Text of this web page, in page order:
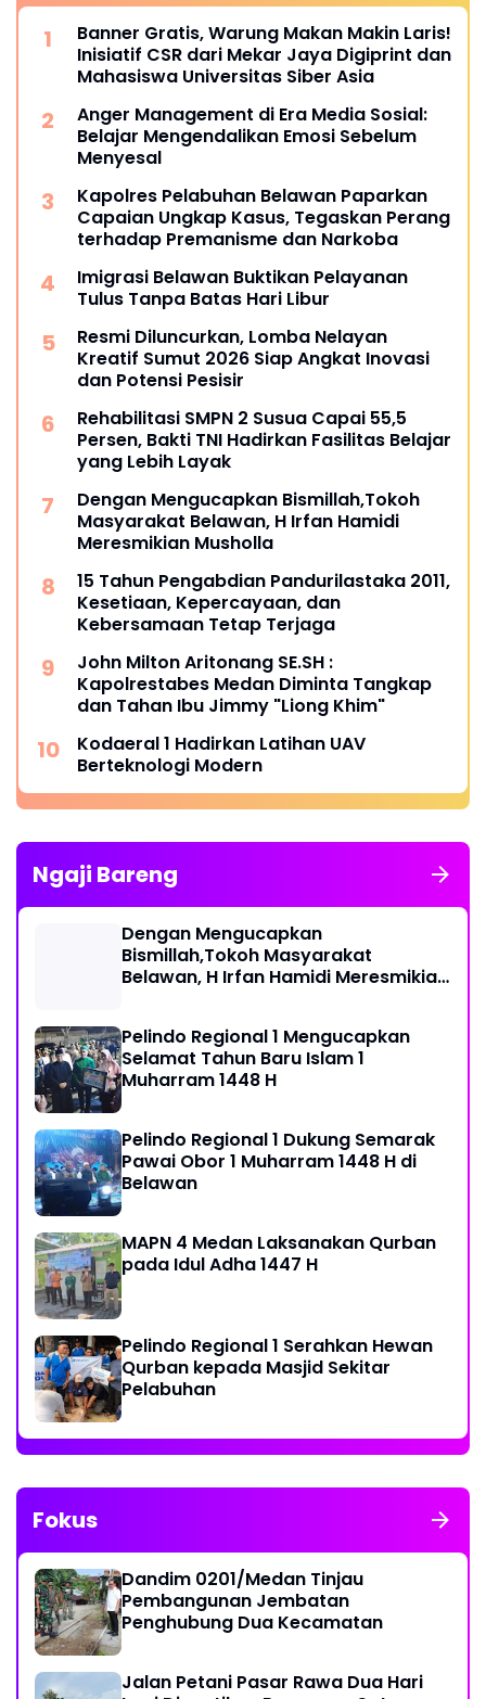
Banner Gratis, Warung Makan Makin Laris!
Inisiatif CSR dari Mekar Jaya Digiprint dan
Mahasiswa Universitas Siber Asia
Anger Management di Era Media Sosial:
Belajar Mengendalikan Emosi Sebelum
Menyesal
Kapolres Pelabuhan Belawan Paparkan
Capaian Ungkap Kasus, Tegaskan Perang
terhadap Premanisme dan Narkoba
Imigrasi Belawan Buktikan Pelayanan
Tulus Tanpa Batas Hari Libur
Resmi Diluncurkan, Lomba Nelayan
Kreatif Sumut 2026 Siap Angkat Inovasi
dan Potensi Pesisir
Rehabilitasi SMPN 2 Susua Capai 55,5
Persen, Bakti TNI Hadirkan Fasilitas Belajar
yang Lebih Layak
Dengan Mengucapkan Bismillah,Tokoh
Masyarakat Belawan, H Irfan Hamidi
Meresmikian Musholla
15 Tahun Pengabdian Pandurilastaka 2011,
Kesetiaan, Kepercayaan, dan
Kebersamaan Tetap Terjaga
John Milton Aritonang SE.SH :
Kapolrestabes Medan Diminta Tangkap
dan Tahan Ibu Jimmy "Liong Khim"
Kodaeral 1 Hadirkan Latihan UAV
Berteknologi Modern
Ngaji Bareng
Dengan Mengucapkan
Bismillah,Tokoh Masyarakat
Belawan, H Irfan Hamidi Meresmikian
Pelindo Regional 1 Mengucapkan
Selamat Tahun Baru Islam 1
Muharram 1448 H
Pelindo Regional 1 Dukung Semarak
Pawai Obor 1 Muharram 1448 H di
Belawan
MAPN 4 Medan Laksanakan Qurban
pada Idul Adha 1447 H
Pelindo Regional 1 Serahkan Hewan
Qurban kepada Masjid Sekitar
Pelabuhan
Fokus
Dandim 0201/Medan Tinjau
Pembangunan Jembatan
Penghubung Dua Kecamatan
Jalan Petani Pasar Rawa Dua Hari